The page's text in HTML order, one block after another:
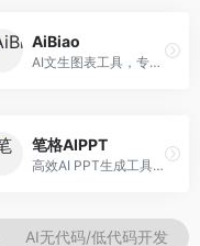
AiBiao
AI文生图表工具，专注于数据可视化展示。面向数据分析师和职场人士，提供图表生成、数据可视化、PPT嵌入等服务，数据展示专业。
笔格AIPPT
高效AI PPT生成工具，专注于演示文稿智能创作。面向职场人士，支持主题输入、内容生成、设计美化等功能，PPT制作效率高。
AI无代码/低代码开发